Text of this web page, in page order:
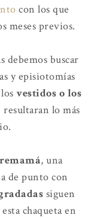
con los que
meses previos.
debemos buscar
y episiotomías
losvestidos o los
resultaran lo más
, una
de punto con
siguen
chaqueta en